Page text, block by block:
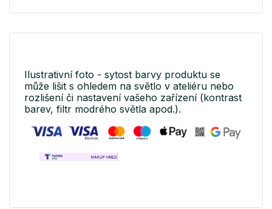
Ilustrativní foto - sytost barvy produktu se
může lišit s ohledem na světlo v ateliéru nebo
rozlišení či nastavení vašeho zařízení (kontrast
barev, filtr modrého světla apod.).